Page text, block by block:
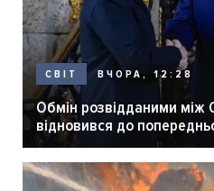
СВІТ ВЧОРА, 12:28
Обмін розвідданими між
відновився до